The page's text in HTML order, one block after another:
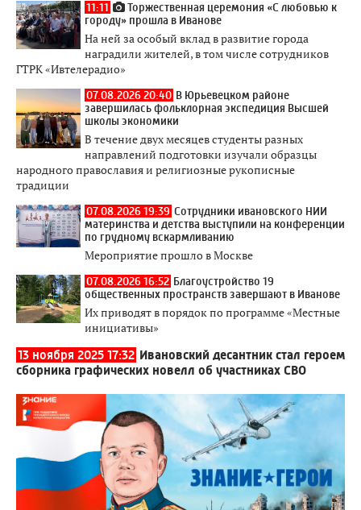
11:11
Торжественная церемония «С любовью к
городу» прошла в Иванове
На ней за особый вклад в развитие города
наградили жителей, в том числе сотрудников
ГТРК «Ивтелерадио»
07.08.2026 20:40 В Юрьевецком районе
завершилась фольклорная экспедиция Высшей
школы экономики
В течение двух месяцев студенты разных
направлений подготовки изучали образцы
народного православия и религиозные рукописные
традиции
07.08.2026 19:39 Сотрудники ивановского НИИ
материнства и детства выступили на конференции
по грудному вскармливанию
Мероприятие прошло в Москве
07.08.2026 16:52 Благоустройство 19
общественных пространств завершают в Иванове
Их приводят в порядок по программе «Местные
инициативы»
13 ноября 2025 17:32 Ивановский десантник стал героем
сборника графических новелл об участниках СВО